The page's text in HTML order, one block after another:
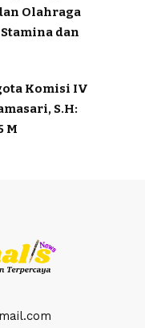
Olahraga
dan
Komisi IV
S.H:
M